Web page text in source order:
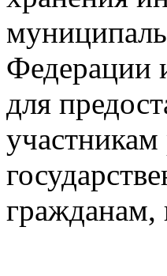
Федерации
для
гражданам,